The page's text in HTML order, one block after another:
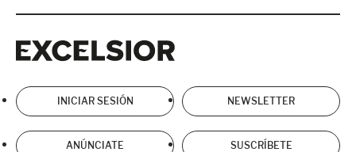
INICIAR SESIÓN NEWSLETTER
ANÚNCIATE SUSCRÍBETE